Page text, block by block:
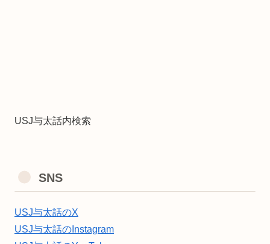
USJ与太話内検索
SNS
USJ与太話のX
USJ与太話のInstagram